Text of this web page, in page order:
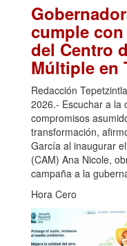
cumple
del Centro
Múltiple en
Redacción
2026.- Escuchar a la
compromisos
transformación,
García al inaugurar
(CAM) Ana Nicole,
campaña a la
Hora Cero